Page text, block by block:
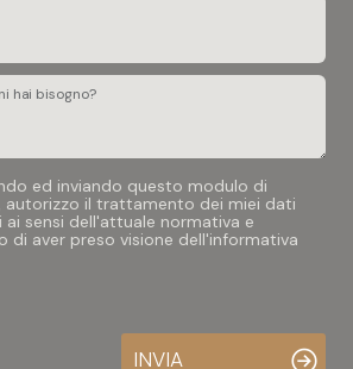
hai bisogno?
ed inviando questo modulo di
autorizzo il trattamento dei miei dati
ai sensi dell'attuale normativa e
di aver preso visione dell'informativa
INVIA